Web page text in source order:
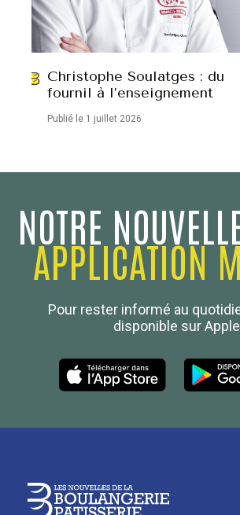
Christophe Soulatges : du
fournil à l’enseignement
Publié le 1 juillet 2026
NOTRE
APPLICATION
Pour rester informé au
disponible sur Apple
Boulanger de France
Les Nouvelles de la Boulangerie-Pâtisserie
27, av d’Eylau - 75782 Paris Cédex 16
01 53 70 16 25